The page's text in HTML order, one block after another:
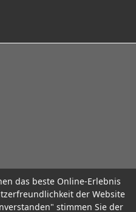
das beste Online-Erlebnis
der Website
stimmen Sie der